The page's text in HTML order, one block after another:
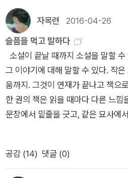
자목련 2016-04-26
슬픔을 먹고 말하다
소설이 끝날 때까지 소설을 말할
그 이야기에 대해 말할 수 있다. 작
움까지. 그것이 연재가 끝나고 책으
한 권의 책은 읽을 때마다 다른 느낌
문장에서 밑줄을 긋고, 같은 묘사에
수 있다면, 한 권의 시집에서 읽은
열할 수 있다면, 시집은 펼칠 때마다
공감 (14) 댓글 (0)